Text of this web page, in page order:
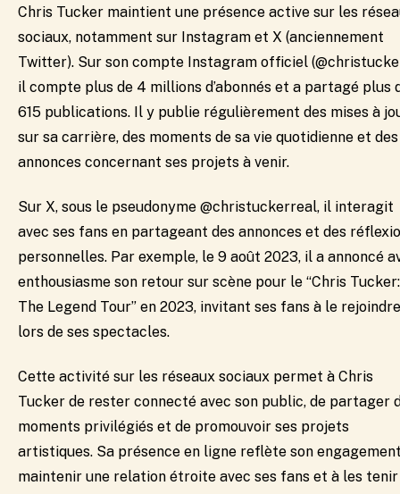
​Chris Tucker maintient une présence active sur les
sociaux, notamment sur Instagram et X (anciennement
Twitter). Sur son compte Instagram officiel
il compte plus de 4 millions d’abonnés et a partagé plus
615 publications. Il y publie régulièrement des mises à
sur sa carrière, des moments de sa vie quotidienne et des
annonces concernant ses projets à venir.
Sur X, sous le pseudonyme @christuckerreal, il interagit
avec ses fans en partageant des annonces et des
personnelles. Par exemple, le 9 août 2023, il a annoncé
enthousiasme son retour sur scène pour le “Chris Tucker:
The Legend Tour” en 2023, invitant ses fans à le rejoindre
lors de ses spectacles.
Cette activité sur les réseaux sociaux permet à Chris
Tucker de rester connecté avec son public, de partager
moments privilégiés et de promouvoir ses projets
artistiques. Sa présence en ligne reflète son
maintenir une relation étroite avec ses fans et à les tenir